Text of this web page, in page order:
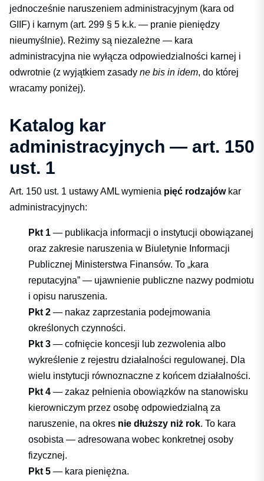
jednocześnie naruszeniem administracyjnym (kara od
GIIF) i karnym (art. 299 § 5 k.k. — pranie pieniędzy
nieumyślnie). Reżimy są niezależne — kara
administracyjna nie wyłącza odpowiedzialności karnej i
odwrotnie (z wyjątkiem zasady ne bis in idem, do której
wracamy poniżej).
Katalog kar
administracyjnych — art. 150
ust. 1
Art. 150 ust. 1 ustawy AML wymienia pięć rodzajówkar
administracyjnych:
Pkt 1 — publikacja informacji o instytucji obowiązanej
oraz zakresie naruszenia w Biuletynie Informacji
Publicznej Ministerstwa Finansów. To „kara
reputacyjna” — ujawnienie publiczne nazwy podmiotu
i opisu naruszenia.
Pkt 2 — nakaz zaprzestania podejmowania
określonych czynności.
Pkt 3 — cofnięcie koncesji lub zezwolenia albo
wykreślenie z rejestru działalności regulowanej. Dla
wielu instytucji równoznaczne z końcem działalności.
Pkt 4 — zakaz pełnienia obowiązków na stanowisku
kierowniczym przez osobę odpowiedzialną za
naruszenie, na okres nie dłuższy niż rok. To kara
osobista — adresowana wobec konkretnej osoby
fizycznej.
Pkt 5 — kara pieniężna.